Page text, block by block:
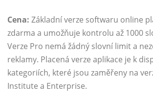
Cena: Základní verze softwaru online
zdarma a umožňuje kontrolu až 1000
Verze Pro nemá žádný slovní limit a
reklamy. Placená verze aplikace je k
kategoriích, které jsou zaměřeny na
Institute a Enterprise.